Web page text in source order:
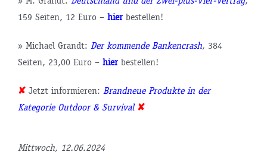
159 Seiten, 12 Euro – hierbestellen!
» Michael Grandt: Der kommende Bankencrash, 384
Seiten, 23,00 Euro – hierbestellen!
✘ Jetzt informieren: Brandneue Produkte in der
Kategorie Outdoor & Survival ✘
Mittwoch, 12.06.2024